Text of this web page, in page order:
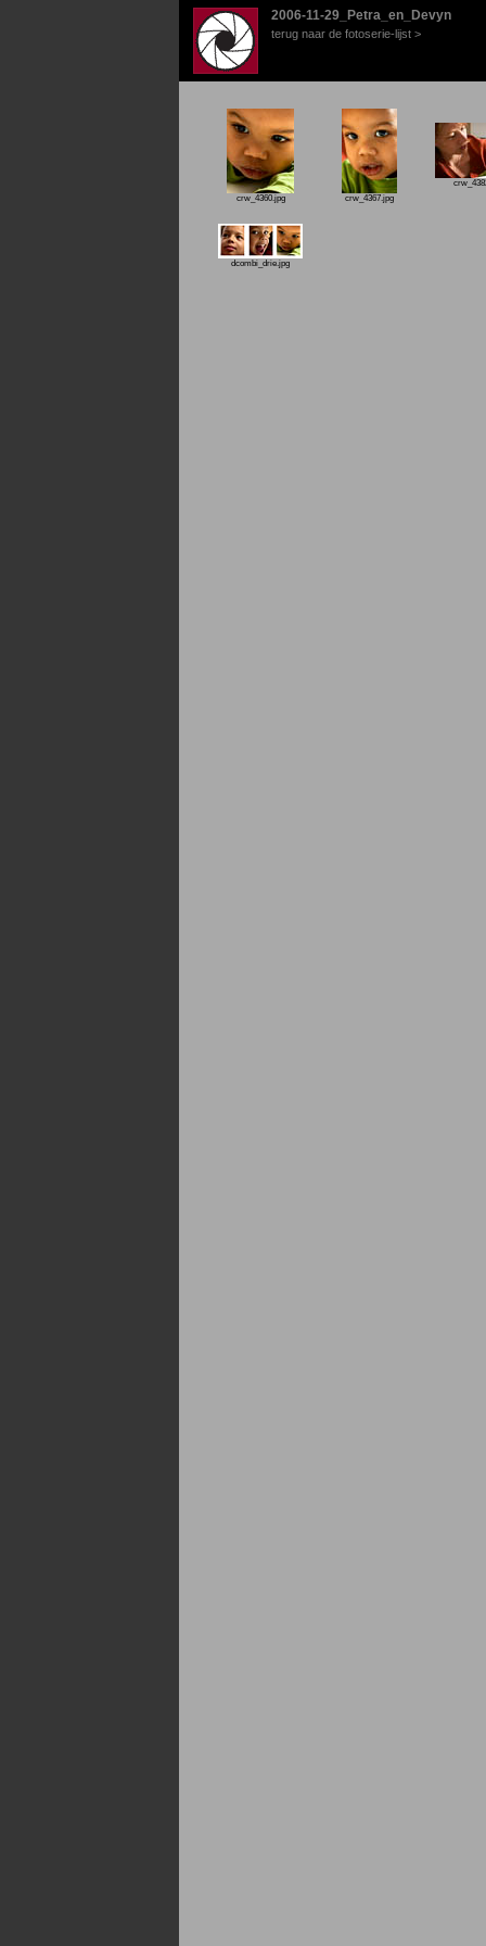
2006-11-29_Petra_en_Devyn
terug naar de fotoserie-lijst >
crw_4360.jpg crw_4367.jpg
dcombi_drie.jpg